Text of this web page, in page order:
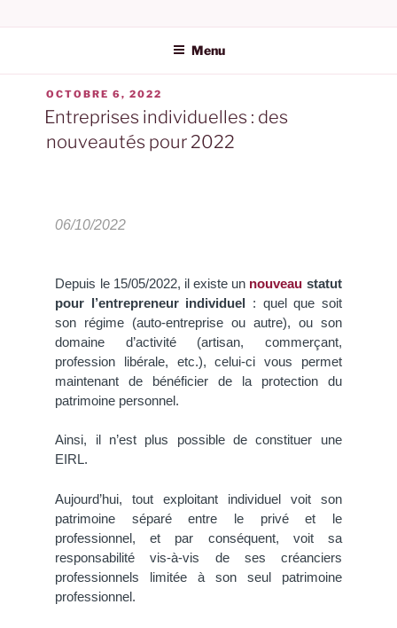
AUGEFI | AUDIT ET
EXPERTISE COMPTABLE
DANS L'HÉRAULT
Menu
AUTO-ENTREPRENEUR
OCTOBRE 6, 2022
Entreprises individuelles : des
nouveautés pour 2022
06/10/2022
Depuis le 15/05/2022, il existe un nouveau statut
pour l’entrepreneur individuel : quel que soit
son régime (auto-entreprise ou autre), ou son
domaine d’activité (artisan, commerçant,
profession libérale, etc.), celui-ci vous permet
maintenant de bénéficier de la protection du
patrimoine personnel.
Ainsi, il n’est plus possible de constituer une
EIRL.
Aujourd’hui, tout exploitant individuel voit son
patrimoine séparé entre le privé et le
professionnel, et par conséquent, voit sa
responsabilité vis-à-vis de ses créanciers
professionnels limitée à son seul patrimoine
professionnel.